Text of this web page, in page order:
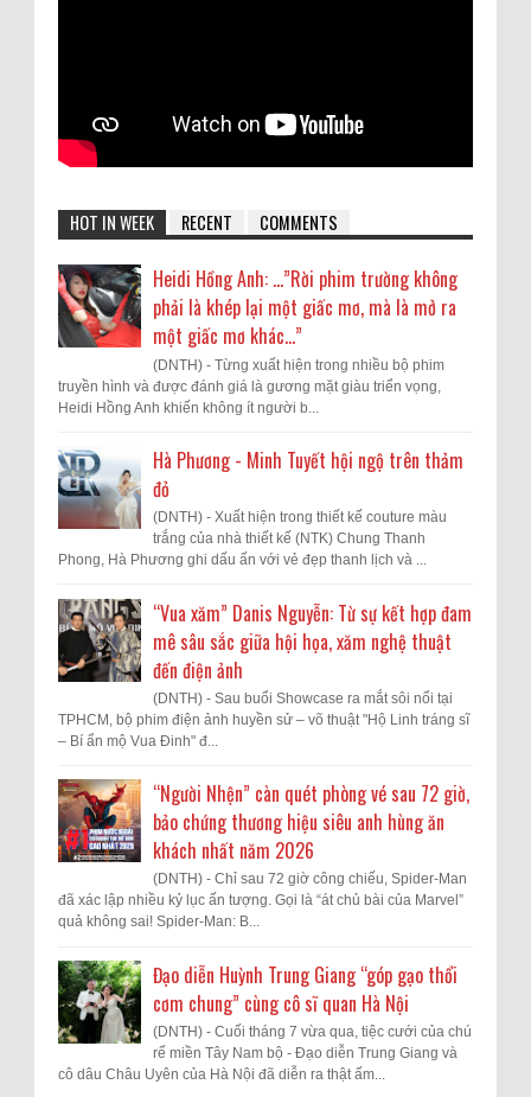
HOT IN WEEK RECENT COMMENTS
Heidi Hồng Anh: …”Rời phim trường không
phải là khép lại một giấc mơ, mà là mở ra
một giấc mơ khác...”
(DNTH) - Từng xuất hiện trong nhiều bộ phim
truyền hình và được đánh giá là gương mặt giàu triển vọng,
Heidi Hồng Anh khiến không ít người b...
Hà Phương - Minh Tuyết hội ngộ trên thảm
đỏ
(DNTH) - Xuất hiện trong thiết kế couture màu
trắng của nhà thiết kế (NTK) Chung Thanh
Phong, Hà Phương ghi dấu ấn với vẻ đẹp thanh lịch và ...
“Vua xăm” Danis Nguyễn: Từ sự kết hợp đam
mê sâu sắc giữa hội họa, xăm nghệ thuật
đến điện ảnh
(DNTH) - Sau buổi Showcase ra mắt sôi nổi tại
TPHCM, bộ phim điện ảnh huyền sử – võ thuật "Hộ Linh tráng sĩ
– Bí ẩn mộ Vua Đinh" đ...
“Người Nhện” càn quét phòng vé sau 72 giờ,
bảo chứng thương hiệu siêu anh hùng ăn
khách nhất năm 2026
(DNTH) - Chỉ sau 72 giờ công chiếu, Spider-Man
đã xác lập nhiều kỷ lục ấn tượng. Gọi là “át chủ bài của Marvel”
quả không sai! Spider-Man: B...
Đạo diễn Huỳnh Trung Giang “góp gạo thổi
cơm chung” cùng cô sĩ quan Hà Nội
(DNTH) - Cuối tháng 7 vừa qua, tiệc cưới của chú
rể miền Tây Nam bộ - Đạo diễn Trung Giang và
cô dâu Châu Uyên của Hà Nội đã diễn ra thật ấm...